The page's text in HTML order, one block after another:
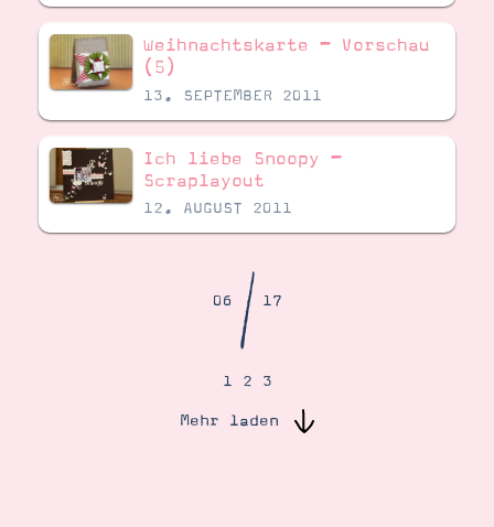
Tipps & Tricks
Ordnungstipps
Datenschutz
Weihnachtskarte – Vorschau
(5)
13. SEPTEMBER 2011
Ich liebe Snoopy –
Scraplayout
12. AUGUST 2011
06/17
1 2 3
Mehr laden